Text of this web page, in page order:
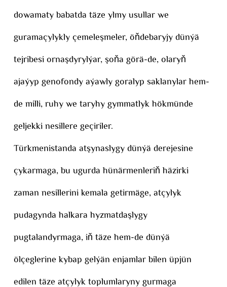
dowamaty babatda täze ylmy usullar we
guramaçylykly çemeleşmeler, öňdebaryjy dünýä
tejribesi ornaşdyrylýar, şoňa görä-de, olaryň
ajaýyp genofondy aýawly goralyp saklanylar hem-
de milli, ruhy we taryhy gymmatlyk hökmünde
geljekki nesillere geçiriler.
Türkmenistanda atşynaslygy dünýä derejesine
çykarmaga, bu ugurda hünärmenleriň häzirki
zaman nesillerini kemala getirmäge, atçylyk
pudagynda halkara hyzmatdaşlygy
pugtalandyrmaga, iň täze hem-de dünýä
ölçeglerine kybap gelýän enjamlar bilen üpjün
edilen täze atçylyk toplumlaryny gurmaga